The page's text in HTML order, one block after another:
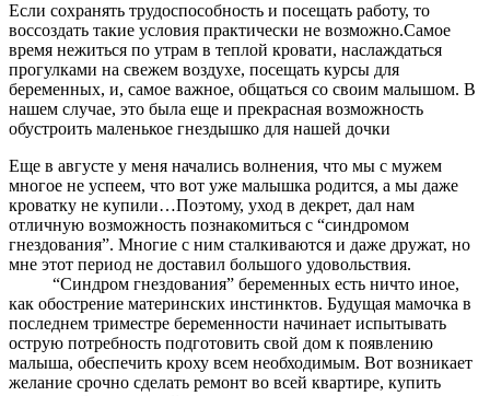
Если сохранять трудоспособность и посещать работу, то
воссоздать такие условия практически не возможно.Самое
время нежиться по утрам в теплой кровати, наслаждаться
прогулками на свежем воздухе, посещать курсы для
беременных, и, самое важное, общаться со своим малышом. В
нашем случае, это была еще и прекрасная возможность
обустроить маленькое гнездышко для нашей дочки
Еще в августе у меня начались волнения, что мы с мужем
многое не успеем, что вот уже малышка родится, а мы даже
кроватку не купили…Поэтому, уход в декрет, дал нам
отличную возможность познакомиться с “синдромом
гнездования”. Многие с ним сталкиваются и даже дружат, но
мне этот период не доставил большого удовольствия.
“Синдром гнездования” беременных есть ничто иное,
как обострение материнских инстинктов. Будущая мамочка в
последнем триместре беременности начинает испытывать
острую потребность подготовить свой дом к появлению
малыша, обеспечить кроху всем необходимым. Вот возникает
желание срочно сделать ремонт во всей квартире, купить